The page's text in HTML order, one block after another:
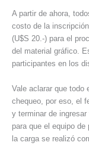
A partir de ahora,
costo de la
(U$S 20.-) para el
del material gráfico.
participantes en los
Vale aclarar que todo
chequeo, por eso, el
y terminar de
para que el equipo
la carga se realizó